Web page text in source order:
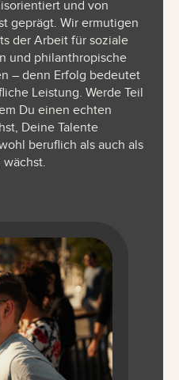
und von
geprägt. Wir ermutigen
der Arbeit für soziale
und philanthropische
– denn Erfolg bedeutet
Leistung. Werde Teil
Du einen echten
Deine Talente
beruflich als auch als
wächst.